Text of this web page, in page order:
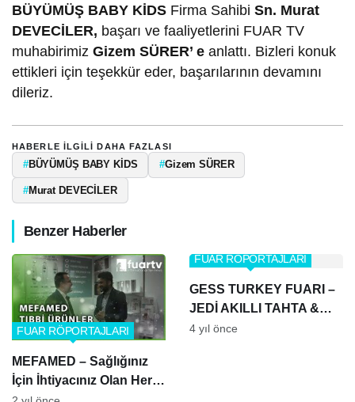
BÜYÜMÜŞ BABY KİDS Firma SahibiSn. Murat
DEVECİLER, başarı ve faaliyetlerini FUAR TV
muhabirimizGizem SÜRER’ e anlattı. Bizleri konuk
ettikleri için teşekkür eder, başarılarının devamını
dileriz.
HABERLE ILGILI DAHA FAZLASI
#BÜYÜMÜŞ BABY KİDS #Gizem SÜRER
#Murat DEVECİLER
Benzer Haberler
MEFAMED – Sağlığınız
İçin İhtiyacınız Olan Her
Şey
FUAR RÖPORTAJLARI
GESS TURKEY FUARI –
JEDİ AKILLI TAHTA &
TABLET
FUAR RÖPORTAJLARI
4 yıl önce